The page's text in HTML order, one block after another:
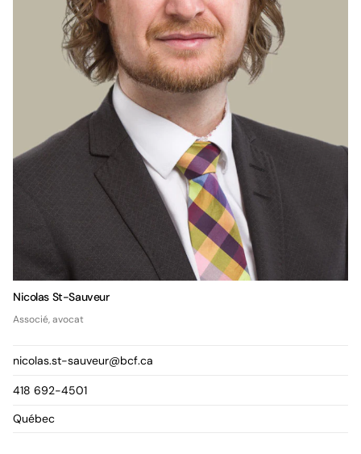
Nicolas St-Sauveur
Associé, avocat
nicolas.st-sauveur@bcf.ca
418 692-4501
Québec